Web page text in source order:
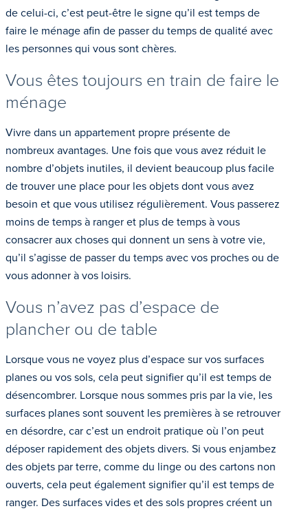
de celui-ci, c’est peut-être le signe qu’il est temps de
faire le ménage afin de passer du temps de qualité avec
les personnes qui vous sont chères.
Vous êtes toujours en train de faire le
ménage
Vivre dans un appartement propre présente de
nombreux avantages. Une fois que vous avez réduit le
nombre d’objets inutiles, il devient beaucoup plus facile
de trouver une place pour les objets dont vous avez
besoin et que vous utilisez régulièrement. Vous passerez
moins de temps à ranger et plus de temps à vous
consacrer aux choses qui donnent un sens à votre vie,
qu’il s’agisse de passer du temps avec vos proches ou de
vous adonner à vos loisirs.
Vous n’avez pas d’espace de
plancher ou de table
Lorsque vous ne voyez plus d’espace sur vos surfaces
planes ou vos sols, cela peut signifier qu’il est temps de
désencombrer. Lorsque nous sommes pris par la vie, les
surfaces planes sont souvent les premières à se retrouver
en désordre, car c’est un endroit pratique où l’on peut
déposer rapidement des objets divers. Si vous enjambez
des objets par terre, comme du linge ou des cartons non
ouverts, cela peut également signifier qu’il est temps de
ranger. Des surfaces vides et des sols propres créent un